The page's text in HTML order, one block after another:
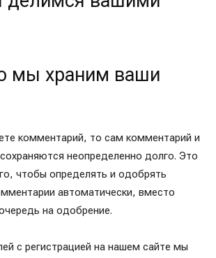
мы храним ваши
комментарий, то сам комментарий и
неопределенно долго. Это
чтобы определять и одобрять
автоматически, вместо
на одобрение.
с регистрацией на нашем сайте мы